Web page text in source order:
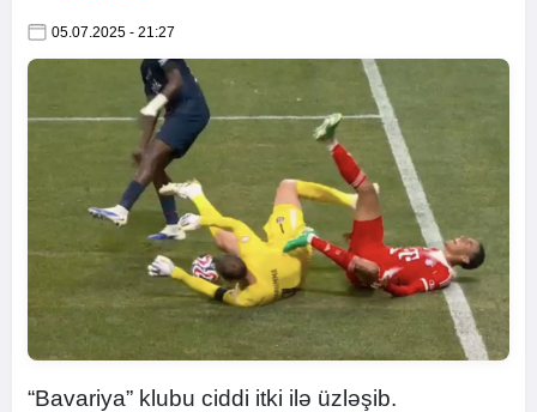
05.07.2025 - 21:27
“Bavariya” klubu ciddi itki ilə üzləşib.